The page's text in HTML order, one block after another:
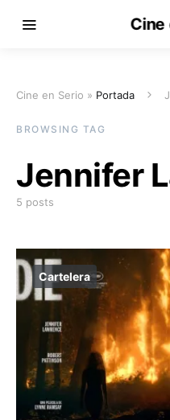
Cine
Cine en Serio » Portada
BROWSING TAG
Jennifer
5 posts
Cartelera